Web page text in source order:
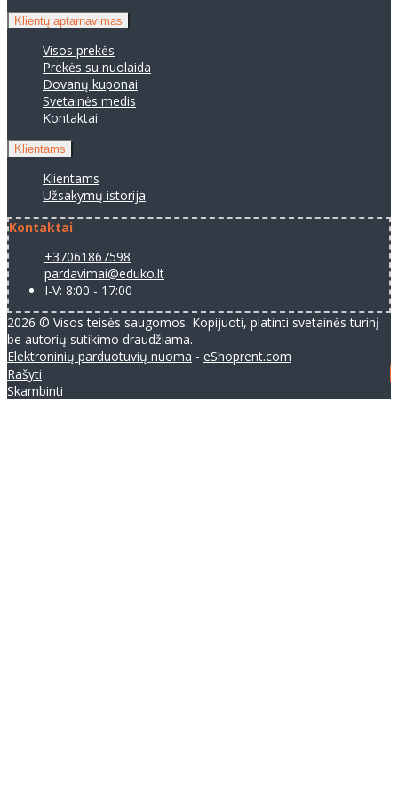
Klientų aptarnavimas
Visos prekės
Prekės su nuolaida
Dovanų kuponai
Svetainės medis
Kontaktai
Klientams
Klientams
Užsakymų istorija
Kontaktai
+37061867598
pardavimai@eduko.lt
I-V: 8:00 - 17:00
2026 © Visos teisės saugomos. Kopijuoti, platinti svetainės turinį
be autorių sutikimo draudžiama.
Elektroninių parduotuvių nuoma - eShoprent.com
Rašyti
Skambinti